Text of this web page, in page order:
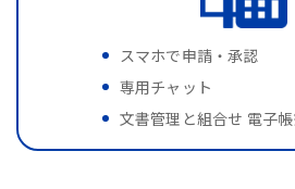
スマホで申請・承認
専用チャット
文書管理と組合せ 電子